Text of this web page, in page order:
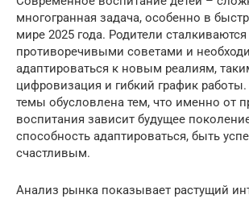
многогранная задача, особенно в
мире 2025 года. Родители сталкиваются
противоречивыми советами и
адаптироваться к новым реалиям,
цифровизация и гибкий график работы.
темы обусловлена тем, что именно от
воспитания зависит будущее
способность адаптироваться, быть
счастливым.
Анализ рынка показывает растущий